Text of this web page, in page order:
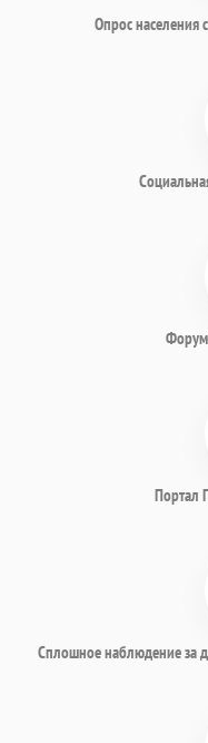
Опрос населения
Форум
Портал
Сплошное наблюдение за